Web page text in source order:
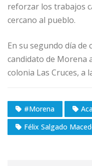
reforzar los trabajos
cercano al pueblo.
En su segundo día de
candidato de Morena
colonia Las Cruces, a
#Morena
Félix Salgado